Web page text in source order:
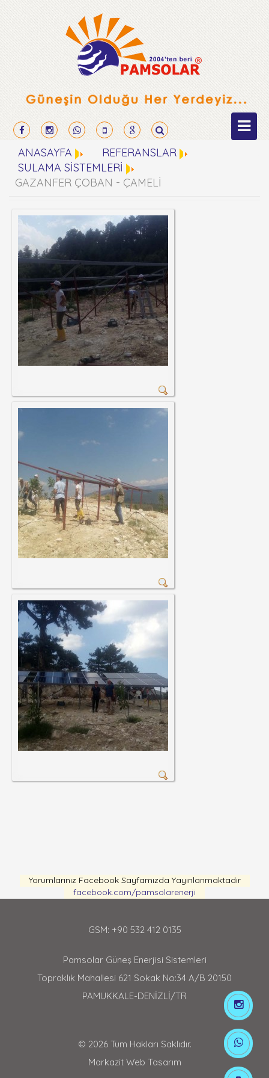
ANASAYFA
REFERANSLAR
SULAMA SİSTEMLERİ
GAZANFER ÇOBAN - ÇAMELİ
Yorumlarınız Facebook Sayfamızda Yayınlanmaktadır
facebook.com/pamsolarenerji
Pamsolar Güneş Enerjisi Sistemleri
Topraklık Mahallesi 621 Sokak No:34 A/B 20150
PAMUKKALE-DENİZLİ/TR
GSM: +90 532 412 0135
© 2026 Tüm Hakları Saklıdır.
Markazit Web Tasarım